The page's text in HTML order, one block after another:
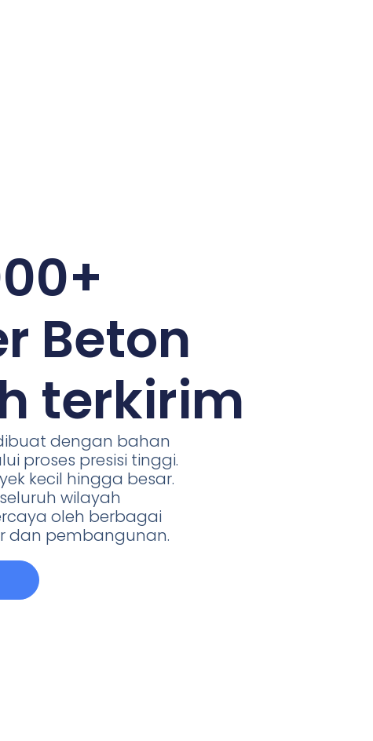
Beton
terkirim
dengan bahan
proses presisi tinggi.
kecil hingga besar.
wilayah
oleh berbagai
dan pembangunan.